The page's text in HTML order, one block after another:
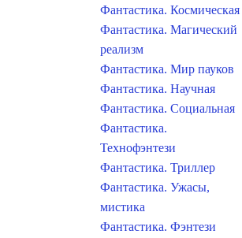
Фантастика. Космическая
Фантастика. Магический
реализм
Фантастика. Мир пауков
Фантастика. Научная
Фантастика. Социальная
Фантастика.
Технофэнтези
Фантастика. Триллер
Фантастика. Ужасы,
мистика
Фантастика. Фэнтези